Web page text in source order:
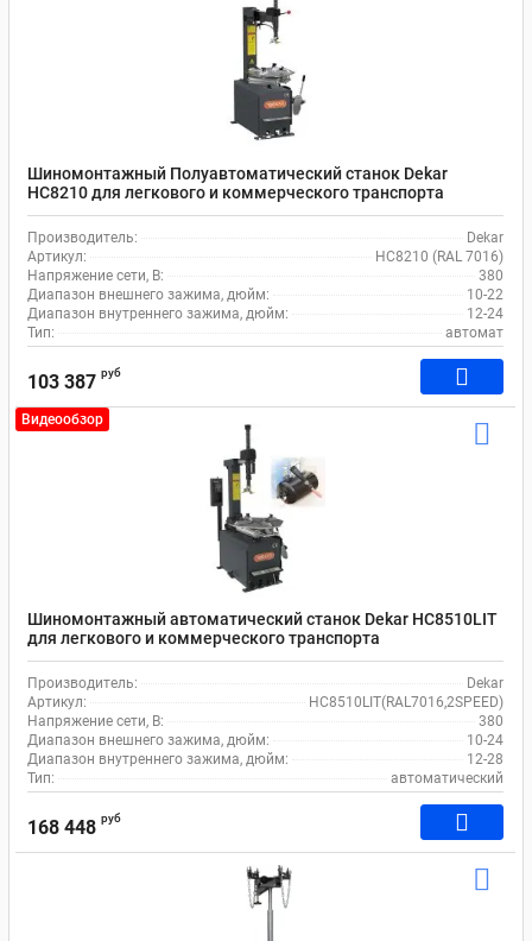
Шиномонтажный Полуавтоматический станок Dekar
HC8210 для легкового и коммерческого транспорта
Производитель:
Dekar
Артикул:
HC8210 (RAL 7016)
Напряжение сети, В:
380
Диапазон внешнего зажима, дюйм:
10-22
Диапазон внутреннего зажима, дюйм:
12-24
Тип:
автомат
103 387 руб
Видеообзор
Шиномонтажный автоматический станок Dekar HC8510LIT
для легкового и коммерческого транспорта
Производитель:
Dekar
Артикул:
HC8510LIT(RAL7016,2SPEED)
Напряжение сети, В:
380
Диапазон внешнего зажима, дюйм:
10-24
Диапазон внутреннего зажима, дюйм:
12-28
Тип:
автоматический
168 448 руб